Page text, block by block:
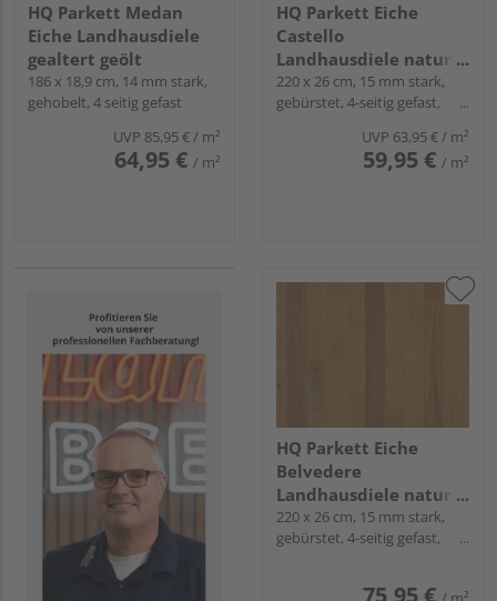
HQ Parkett Medan
Eiche Landhausdiele
gealtert geölt
186 x 18,9 cm, 14 mm stark,
gehobelt, 4 seitig gefast
UVP 85,95 €/ m²
64,95 € / m²
HQ Parkett Eiche
Castello
Landhausdiele natur-
geölt
220 x 26 cm, 15 mm stark,
gebürstet, 4-seitig gefast,
UVP 63,95 €/ m²
59,95 € / m²
HQ Parkett Eiche
Belvedere
Landhausdiele natur-
geölt
220 x 26 cm, 15 mm stark,
gebürstet, 4-seitig gefast,
75,95 €